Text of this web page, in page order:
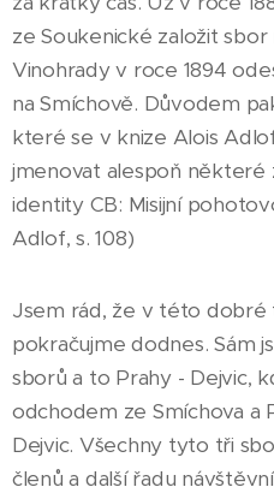
ze Soukenické založit sbor
Vinohrady v roce 1894
na Smíchově. Důvodem
které se v knize Alois
jmenovat alespoň některé
identity CB: Misijní
Adlof, s. 108)
Jsem rád, že v této dobré
pokračujme dodnes. Sám
sborů a to Prahy - Dejvic,
odchodem ze Smíchova a
Dejvic. Všechny tyto tři
členů a další řadu